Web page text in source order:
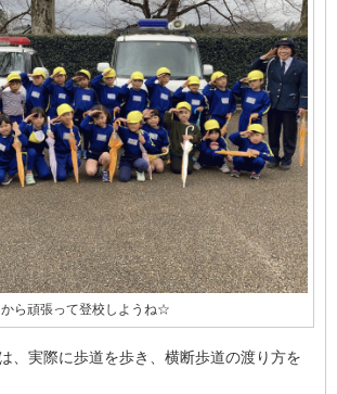
から頑張って登校しようね☆
、実際に歩道を歩き、横断歩道の渡り方を